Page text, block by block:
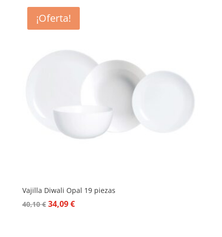
era:
47,20 €.40,62 €.
¡Oferta!
Vajilla Diwali Opal 19 piezas
40,10€ El
34,09€El